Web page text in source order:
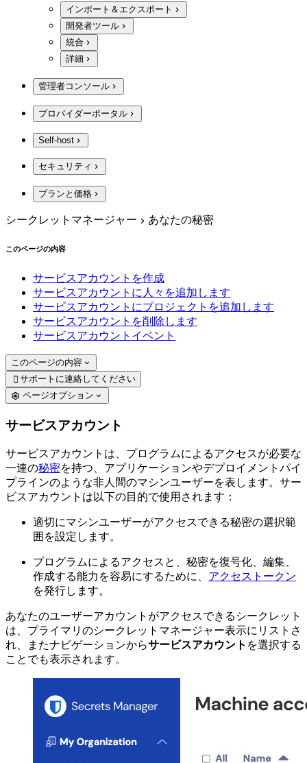
インポート＆エクスポート
開発者ツール
統合
詳細
管理者コンソール
プロバイダーポータル
Self-host
セキュリティ
プランと価格
シークレットマネージャー あなたの秘密
このページの内容
サービスアカウントを作成
サービスアカウントに人々を追加します
サービスアカウントにプロジェクトを追加します
サービスアカウントを削除します
サービスアカウントイベント
このページの内容
 サポートに連絡してください
ページオプション
サービスアカウント
サービスアカウントは、プログラムによるアクセスが必要な
一連の秘密を持つ、アプリケーションやデプロイメントパイ
プラインのような非人間のマシンユーザーを表します。サー
ビスアカウントは以下の目的で使用されます：
適切にマシンユーザーがアクセスできる秘密の選択範
囲を設定します。
プログラムによるアクセスと、秘密を復号化、編集、
作成する能力を容易にするために、 アクセストークン
を発行します。
あなたのユーザーアカウントがアクセスできるシークレット
は、プライマリのシークレットマネージャー表示にリストさ
れ、またナビゲーションからサービスアカウント を選択する
ことでも表示されます。